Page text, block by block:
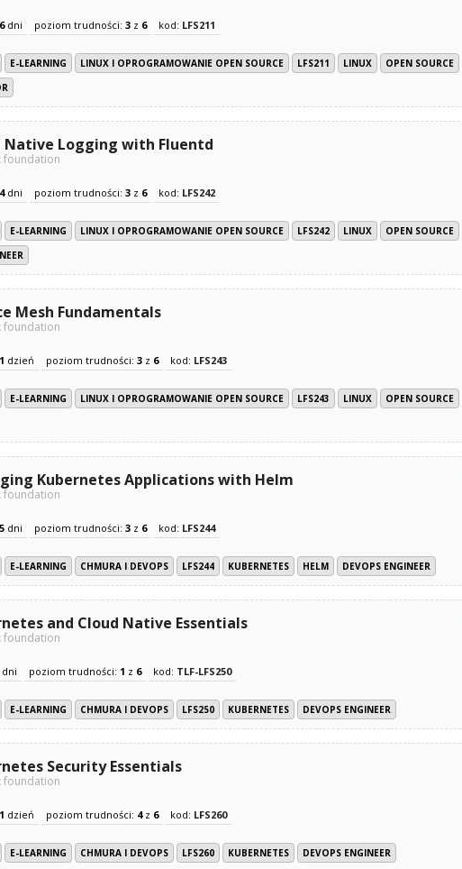
6dni poziom trudności: 3 z 6 kod: LFS211
E-LEARNING LINUX I OPROGRAMOWANIE OPEN SOURCE LFS211 LINUX
OPEN SOURCE
Native Logging with Fluentd
foundation
4dni poziom trudności: 3 z 6 kod: LFS242
E-LEARNING LINUX I OPROGRAMOWANIE OPEN SOURCE LFS242 LINUX
OPEN SOURCE
Mesh Fundamentals
foundation
1 dzień poziom trudności: 3 z 6 kod: LFS243
E-LEARNING LINUX I OPROGRAMOWANIE OPEN SOURCE LFS243 LINUX
OPEN SOURCE
Kubernetes Applications with Helm
foundation
5 dni poziom trudności: 3 z 6 kod: LFS244
E-LEARNING CHMURA I DEVOPS LFS244 KUBERNETES HELM DEVOPS ENGINEER
and Cloud Native Essentials
foundation
dni poziom trudności: 1 z 6 kod: TLF-LFS250
E-LEARNING CHMURA I DEVOPS LFS250 KUBERNETES DEVOPS ENGINEER
Security Essentials
foundation
1 dzień poziom trudności: 4z 6 kod: LFS260
E-LEARNING CHMURA I DEVOPS LFS260 KUBERNETES DEVOPS ENGINEER